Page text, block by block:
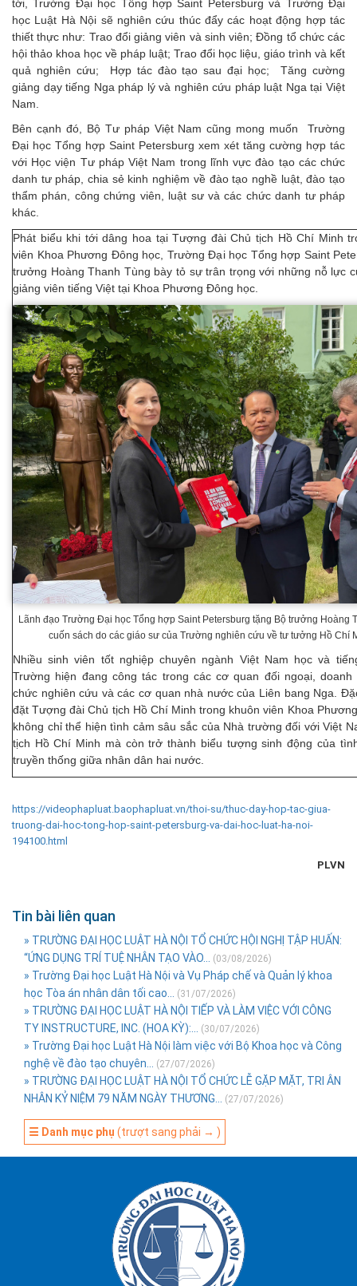
tới, Trường Đại học Tổng hợp Saint Petersburg và Trường Đại
học Luật Hà Nội sẽ nghiên cứu thúc đẩy các hoạt động hợp tác
thiết thực như: Trao đổi giảng viên và sinh viên; Đồng tổ chức các
hội thảo khoa học về pháp luật; Trao đổi học liệu, giáo trình và kết
quả nghiên cứu; Hợp tác đào tạo sau đại học; Tăng cường
giảng dạy tiếng Nga pháp lý và nghiên cứu pháp luật Nga tại Việt
Nam.
Bên cạnh đó, Bộ Tư pháp Việt Nam cũng mong muốn Trường
Đại học Tổng hợp Saint Petersburg xem xét tăng cường hợp tác
với Học viện Tư pháp Việt Nam trong lĩnh vực đào tạo các chức
danh tư pháp, chia sẻ kinh nghiệm về đào tạo nghề luật, đào tạo
thẩm phán, công chứng viên, luật sư và các chức danh tư pháp
khác.
Phát biểu khi tới dâng hoa tại Tượng đài Chủ tịch Hồ Chí Minh
viên Khoa Phương Đông học, Trường Đại học Tổng hợp Saint
trưởng Hoàng Thanh Tùng bày tỏ sự trân trọng với những nỗ lực
giảng viên tiếng Việt tại Khoa Phương Đông học.
Lãnh đạo Trường Đại học Tổng hợp Saint Petersburg tặng Bộ trưởng Hoàng
cuốn sách do các giáo sư của Trường nghiên cứu về tư tưởng Hồ Chí
Nhiều sinh viên tốt nghiệp chuyên ngành Việt Nam học và
Trường hiện đang công tác trong các cơ quan đối ngoại, doanh
chức nghiên cứu và các cơ quan nhà nước của Liên bang Nga.
đặt Tượng đài Chủ tịch Hồ Chí Minh trong khuôn viên Khoa
không chỉ thể hiện tình cảm sâu sắc của Nhà trường đối với Việt
tịch Hồ Chí Minh mà còn trở thành biểu tượng sinh động của
truyền thống giữa nhân dân hai nước.
https://videophapluat.baophapluat.vn/thoi-su/thuc-day-hop-tac-giua-
truong-dai-hoc-tong-hop-saint-petersburg-va-dai-hoc-luat-ha-noi-
194100.html
PLVN
Tin bài liên quan
» TRƯỜNG ĐẠI HỌC LUẬT HÀ NỘI TỔ CHỨC HỘI NGHỊ TẬP HUẤN:
“ỨNG DỤNG TRÍ TUỆ NHÂN TẠO VÀO... (03/08/2026)
» Trường Đại học Luật Hà Nội và Vụ Pháp chế và Quản lý khoa
học Tòa án nhân dân tối cao... (31/07/2026)
» TRƯỜNG ĐẠI HỌC LUẬT HÀ NỘI TIẾP VÀ LÀM VIỆC VỚI CÔNG
TY INSTRUCTURE, INC. (HOA KỲ):... (30/07/2026)
» Trường Đại học Luật Hà Nội làm việc với Bộ Khoa học và Công
nghệ về đào tạo chuyên... (27/07/2026)
» TRƯỜNG ĐẠI HỌC LUẬT HÀ NỘI TỔ CHỨC LỄ GẶP MẶT, TRI ÂN
NHÂN KỶ NIỆM 79 NĂM NGÀY THƯƠNG... (27/07/2026)
☰ Danh mục phụ (trượt sang phải → )